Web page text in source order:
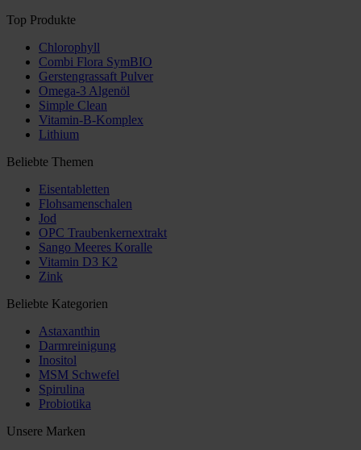
Top Produkte
Chlorophyll
Combi Flora SymBIO
Gerstengrassaft Pulver
Omega-3 Algenöl
Simple Clean
Vitamin-B-Komplex
Lithium
Beliebte Themen
Eisentabletten
Flohsamenschalen
Jod
OPC Traubenkernextrakt
Sango Meeres Koralle
Vitamin D3 K2
Zink
Beliebte Kategorien
Astaxanthin
Darmreinigung
Inositol
MSM Schwefel
Spirulina
Probiotika
Unsere Marken